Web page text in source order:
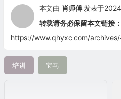
本文由 肖师傅 发表于
转载请务必保留本文链接：
https://www.qhyxc.com/
培训 宝马